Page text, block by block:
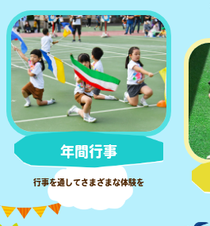
年間行事
行事を通してさまざまな体験を